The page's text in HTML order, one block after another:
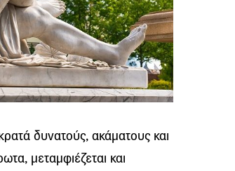
δυνατούς, ακάματους και
μεταμφιέζεται και